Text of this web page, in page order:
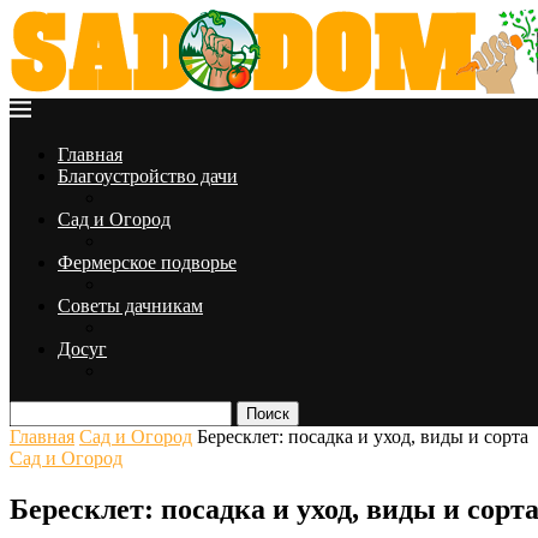
Главная
Благоустройство дачи
Сад и Огород
Фермерское подворье
Советы дачникам
Досуг
Поиск
Главная Сад и Огород Бересклет: посадка и уход, виды и сорта
Сад и Огород
Бересклет: посадка и уход, виды и сорта